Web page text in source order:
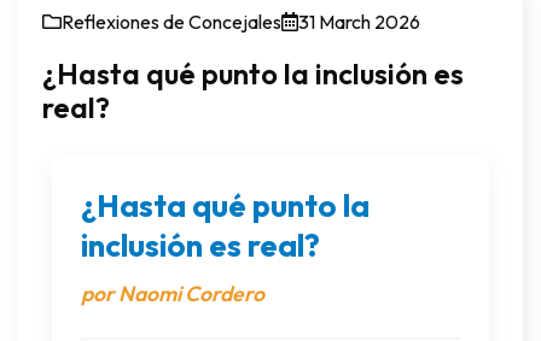
¿Hasta qué punto la inclusión es
real?
Reflexiones de Concejales 31 March 2026
¿Hasta qué punto la
inclusión es real?
por Naomi Cordero